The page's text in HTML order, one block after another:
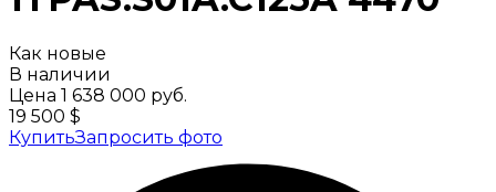
Как новые
В наличии
Цена 1 638 000 руб.
19 500 $
КупитьЗапросить фото